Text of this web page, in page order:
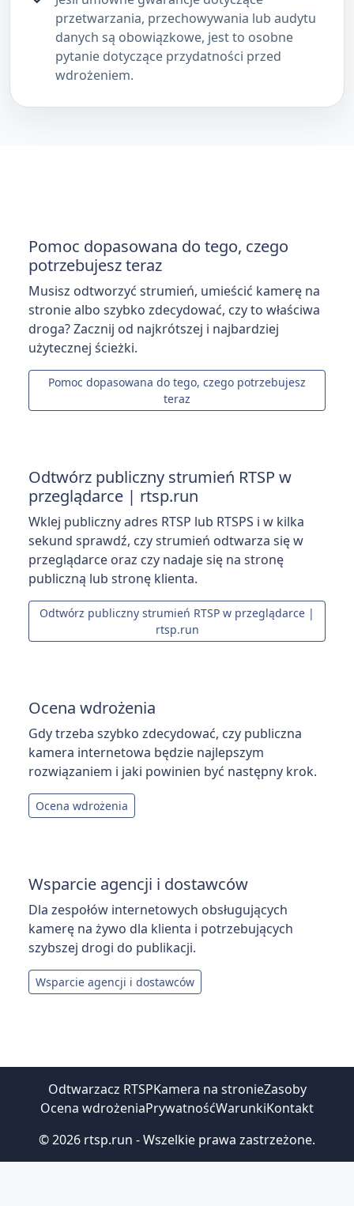
przetwarzania, przechowywania lub audytu
danych są obowiązkowe, jest to osobne
pytanie dotyczące przydatności przed
wdrożeniem.
Pomoc dopasowana do tego, czego
potrzebujesz teraz
Musisz odtworzyć strumień, umieścić kamerę na
stronie albo szybko zdecydować, czy to właściwa
droga? Zacznij od najkrótszej i najbardziej
użytecznej ścieżki.
Pomoc dopasowana do tego, czego potrzebujesz
teraz
Odtwórz publiczny strumień RTSP w
przeglądarce | rtsp.run
Wklej publiczny adres RTSP lub RTSPS i w kilka
sekund sprawdź, czy strumień odtwarza się w
przeglądarce oraz czy nadaje się na stronę
publiczną lub stronę klienta.
Odtwórz publiczny strumień RTSP w przeglądarce |
rtsp.run
Ocena wdrożenia
Gdy trzeba szybko zdecydować, czy publiczna
kamera internetowa będzie najlepszym
rozwiązaniem i jaki powinien być następny krok.
Ocena wdrożenia
Wsparcie agencji i dostawców
Dla zespołów internetowych obsługujących
kamerę na żywo dla klienta i potrzebujących
szybszej drogi do publikacji.
Wsparcie agencji i dostawców
Odtwarzacz RTSPKamera na stronieZasoby
Ocena wdrożeniaPrywatnośćWarunkiKontakt
© 2026 rtsp.run - Wszelkie prawa zastrzeżone.